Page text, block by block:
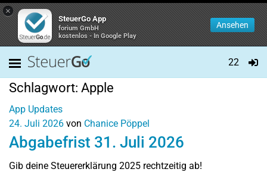
×
SteuerGo App
forium GmbH
kostenlos - In Google Play
Ansehen
22
Schlagwort: Apple
App Updates
24. Juli 2026 von Chanice Pöppel
Abgabefrist 31. Juli 2026
Gib deine Steuererklärung 2025 rechtzeitig ab!